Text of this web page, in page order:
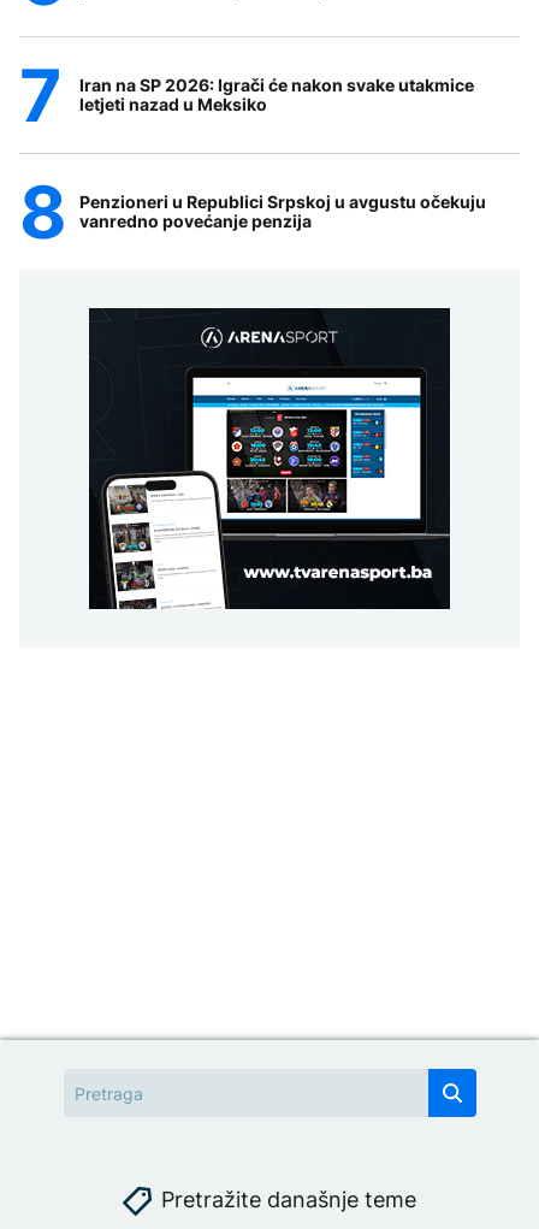
Iran na SP 2026: Igrači će nakon svake utakmice
letjeti nazad u Meksiko
Penzioneri u Republici Srpskoj u avgustu očekuju
vanredno povećanje penzija
Pretražite današnje teme